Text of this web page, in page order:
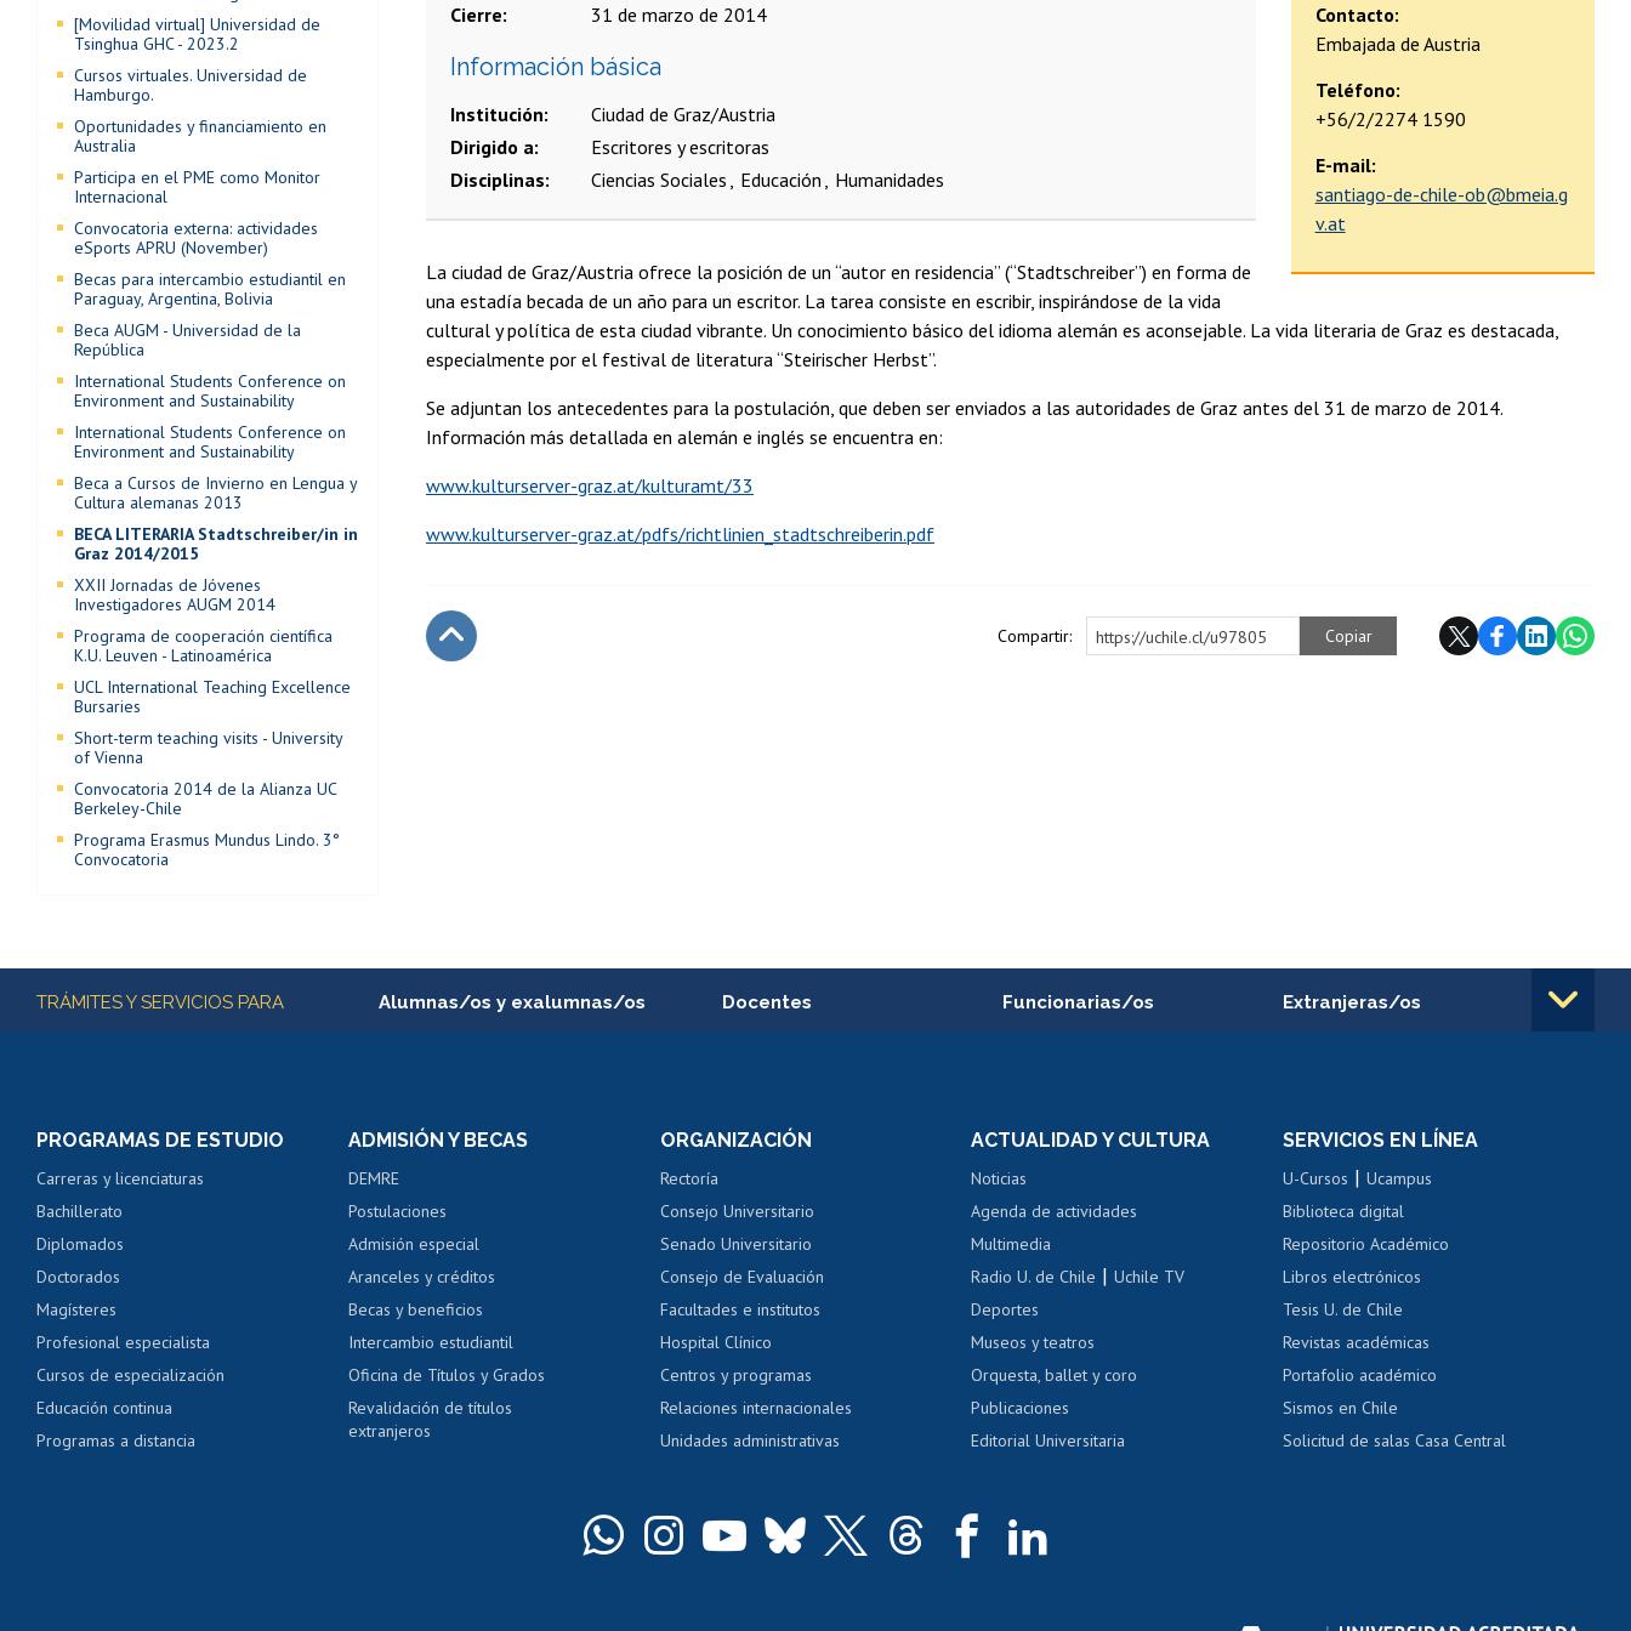
Contacto:
Embajada de Austria
Teléfono:
+56/2/2274 1590
E-mail:
santiago-de-chile-ob@bmeia.g
v.at
Cierre
31 de marzo de 2014
Información básica
Institución
Ciudad de Graz/Austria
Dirigido a
Escritores y escritoras
Disciplinas
Ciencias Sociales Educación Humanidades
La ciudad de Graz/Austria ofrece la posición de un “autor en residencia” (“Stadtschreiber”) en forma de
una estadía becada de un año para un escritor. La tarea consiste en escribir, inspirándose de la vida
cultural y política de esta ciudad vibrante. Un conocimiento básico del idioma alemán es aconsejable. La vida literaria de Graz es destacada,
especialmente por el festival de literatura “Steirischer Herbst”.
Se adjuntan los antecedentes para la postulación, que deben ser enviados a las autoridades de Graz antes del 31 de marzo de 2014.
Información más detallada en alemán e inglés se encuentra en:
www.kulturserver-graz.at/kulturamt/33
www.kulturserver-graz.at/pdfs/richtlinien_stadtschreiberin.pdf
Compartir: https://uchile.cl/u97805 Copiar
[Movilidad virtual] Universidad de
Tsinghua GHC - 2023.2
Cursos virtuales. Universidad de
Hamburgo.
Oportunidades y financiamiento en
Australia
Participa en el PME como Monitor
Internacional
Convocatoria externa: actividades
eSports APRU (November)
Becas para intercambio estudiantil en
Paraguay, Argentina, Bolivia
Beca AUGM - Universidad de la
República
International Students Conference on
Environment and Sustainability
International Students Conference on
Environment and Sustainability
Beca a Cursos de Invierno en Lengua y
Cultura alemanas 2013
BECA LITERARIA Stadtschreiber/in in
Graz 2014/2015
XXII Jornadas de Jóvenes
Investigadores AUGM 2014
Programa de cooperación científica
K.U. Leuven - Latinoamérica
UCL International Teaching Excellence
Bursaries
Short-term teaching visits - University
of Vienna
Convocatoria 2014 de la Alianza UC
Berkeley-Chile
Programa Erasmus Mundus Lindo. 3°
Convocatoria
Más información
TRÁMITES Y SERVICIOS PARA Alumnas/os y exalumnas/os
Servicio médico y dental
Pago de arancel y crédito alumnos
Pago de arancel y crédito exalumnos
Certificado de títulos y grados
Docentes
Perfeccionamiento
Evaluación docente
Calificación académica
Postulación al AUCAI
Funcionarias/os
Portal de movilidad interna
Certificado de renta
Certificado de renta
Extranjeras/os
Cursos de español
Mi Uchile Ayuda tecnológica Tarjeta TUI Acoso laboral, sexual y violencia Denuncias administrativas
PROGRAMAS DE ESTUDIO
Carreras y licenciaturas
Bachillerato
Diplomados
Doctorados
Magísteres
Profesional especialista
Cursos de especialización
Educación continua
Programas a distancia
ADMISIÓN Y BECAS
DEMRE
Postulaciones
Admisión especial
Aranceles y créditos
Becas y beneficios
Intercambio estudiantil
Oficina de Títulos y Grados
Revalidación de títulos
extranjeros
ORGANIZACIÓN
Rectoría
Consejo Universitario
Senado Universitario
Consejo de Evaluación
Facultades e institutos
Hospital Clínico
Centros y programas
Relaciones internacionales
Unidades administrativas
ACTUALIDAD Y CULTURA
Noticias
Agenda de actividades
Multimedia
Radio U. de Chile |Uchile TV
Deportes
Museos y teatros
Orquesta, ballet y coro
Publicaciones
Editorial Universitaria
SERVICIOS EN LÍNEA
U-Cursos |Ucampus
Biblioteca digital
Repositorio Académico
Libros electrónicos
Tesis U. de Chile
Revistas académicas
Portafolio académico
Sismos en Chile
Solicitud de salas Casa Central